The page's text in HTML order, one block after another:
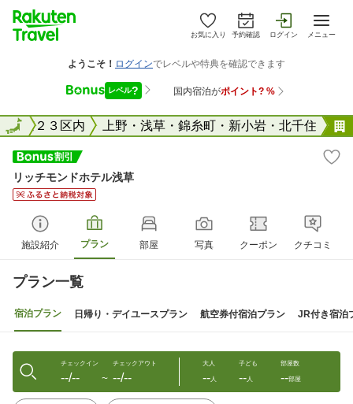
お気に入り 予約確認 ログイン メニュー
東京２３区内 上野・浅草・錦糸町・新小岩・北千住
全国
リッチモンドホテル浅草
施設紹介 プラン 部屋 写真 クーポン クチコミ
プラン一覧
宿泊プラン 日帰り・デイユースプラン 航空券付宿泊プラン JR付き宿泊
チェックイン
--/-- 〜
チェックアウト
--/--
大人
--人
子ども
--人
部屋数
--部屋